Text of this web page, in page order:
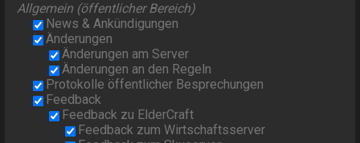
Allgemein (öffentlicher Bereich)
News & Ankündigungen
Änderungen
Änderungen am Server
Änderungen an den Regeln
Protokolle öffentlicher Besprechungen
Feedback
Feedback zu ElderCraft
Feedback zum Wirtschaftsserver